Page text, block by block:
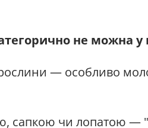
не можна у
— особливо
сапкою чи лопатою —